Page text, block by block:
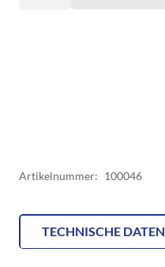
Artikelnummer: 100046
TECHNISCHE DATEN